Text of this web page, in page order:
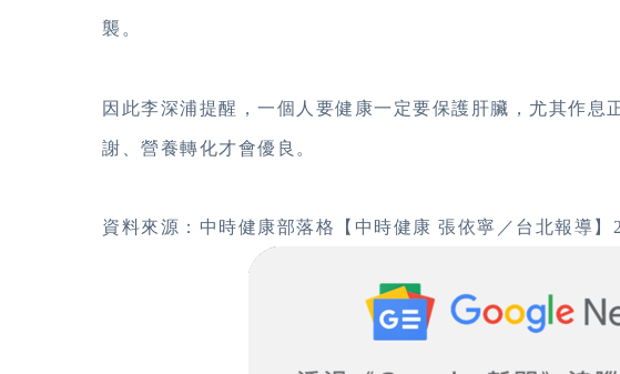
襲。
因此李深浦提醒，一個人要健康一定要保護肝臟，尤其作息
謝、營養轉化才會優良。
資料來源：中時健康部落格【中時健康 張依寧／台北報導】